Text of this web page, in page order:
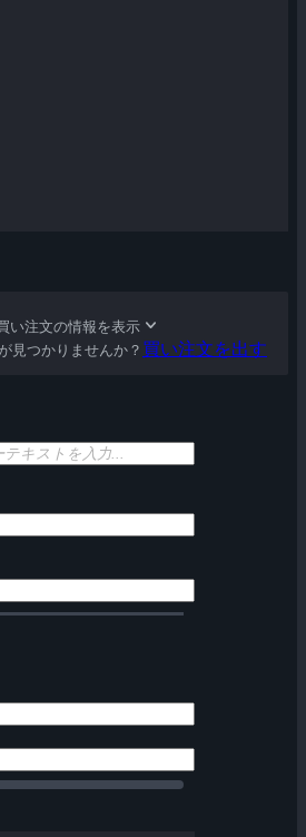
い注文の情報を表示
見つかりませんか？ 買い注文を出す